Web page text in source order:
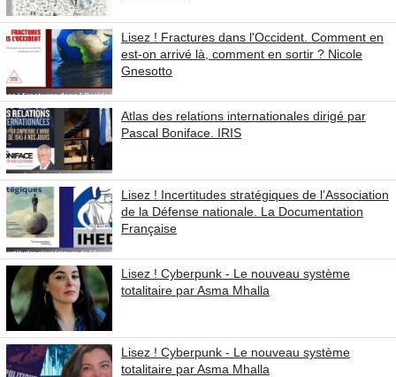
Lisez ! Fractures dans l'Occident. Comment en
est-on arrivé là, comment en sortir ? Nicole
Gnesotto
Atlas des relations internationales dirigé par
Pascal Boniface. IRIS
Lisez ! Incertitudes stratégiques de l’Association
de la Défense nationale. La Documentation
Française
Lisez ! Cyberpunk - Le nouveau système
totalitaire par Asma Mhalla
Lisez ! Cyberpunk - Le nouveau système
totalitaire par Asma Mhalla